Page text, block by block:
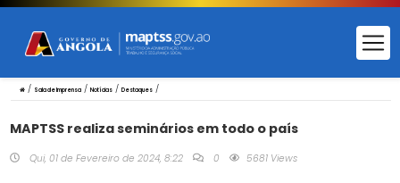
/ Sala de Imprensa/ Notícias/ Destaques/
MAPTSS realiza seminários em todo o país
Qui, 01 de Fevereiro de 2024, 8:22 0 5681 Views